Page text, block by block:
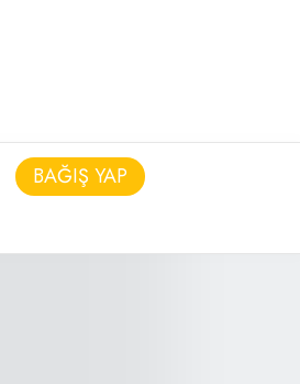
BAĞIŞ YAP